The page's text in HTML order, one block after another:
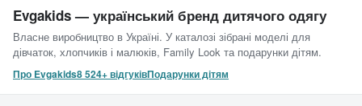
Evgakids — український бренд дитячого одягу
Власне виробництво в Україні. У каталозі зібрані моделі для
дівчаток, хлопчиків і малюків, Family Look та подарунки дітям.
Про Evgakids8 524+ відгуківПодарунки дітям